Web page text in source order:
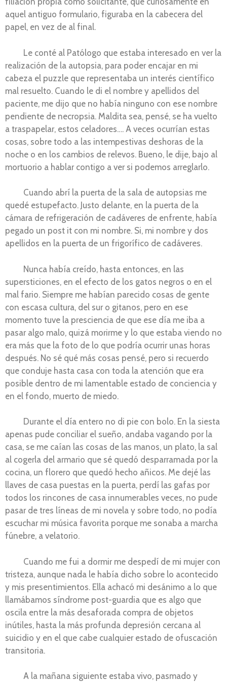
aquel antiguo formulario, figuraba en la cabecera del
papel, en vez de al final.
Le conté al Patólogo que estaba interesado en ver la
realización de la autopsia, para poder encajar en mi
cabeza el puzzle que representaba un interés científico
mal resuelto. Cuando le di el nombre y apellidos del
paciente, me dijo que no había ninguno con ese nombre
pendiente de necropsia. Maldita sea, pensé, se ha vuelto
a traspapelar, estos celadores…. A veces ocurrían estas
cosas, sobre todo a las intempestivas deshoras de la
noche o en los cambios de relevos. Bueno, le dije, bajo al
mortuorio a hablar contigo a ver si podemos arreglarlo.
Cuando abrí la puerta de la sala de autopsias me
quedé estupefacto. Justo delante, en la puerta de la
cámara de refrigeración de cadáveres de enfrente, había
pegado un post it con mi nombre. Si, mi nombre y dos
apellidos en la puerta de un frigorífico de cadáveres.
Nunca había creído, hasta entonces, en las
supersticiones, en el efecto de los gatos negros o en el
mal fario. Siempre me habían parecido cosas de gente
con escasa cultura, del sur o gitanos, pero en ese
momento tuve la presciencia de que ese día me iba a
pasar algo malo, quizá morirme y lo que estaba viendo no
era más que la foto de lo que podría ocurrir unas horas
después. No sé qué más cosas pensé, pero si recuerdo
que conduje hasta casa con toda la atención que era
posible dentro de mi lamentable estado de conciencia y
en el fondo, muerto de miedo.
Durante el día entero no di pie con bolo. En la siesta
apenas pude conciliar el sueño, andaba vagando por la
casa, se me caían las cosas de las manos, un plato, la sal
al cogerla del armario que sé quedó desparramada por la
cocina, un florero que quedó hecho añicos. Me dejé las
llaves de casa puestas en la puerta, perdí las gafas por
todos los rincones de casa innumerables veces, no pude
pasar de tres líneas de mi novela y sobre todo, no podía
escuchar mi música favorita porque me sonaba a marcha
fúnebre, a velatorio.
Cuando me fui a dormir me despedí de mi mujer con
tristeza, aunque nada le había dicho sobre lo acontecido
y mis presentimientos. Ella achacó mi desánimo a lo que
llamábamos síndrome post-guardia que es algo que
oscila entre la más desaforada compra de objetos
inútiles, hasta la más profunda depresión cercana al
suicidio y en el que cabe cualquier estado de ofuscación
transitoria.
A la mañana siguiente estaba vivo, pasmado y